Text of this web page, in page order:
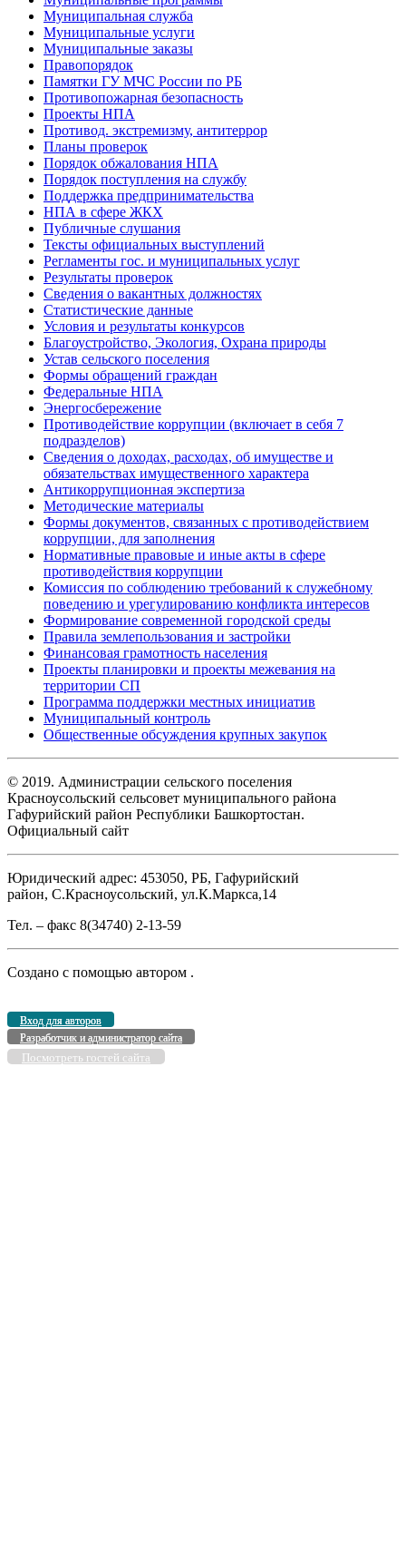
Муниципальная служба
Муниципальные услуги
Муниципальные заказы
Правопорядок
Памятки ГУ МЧС России по РБ
Противопожарная безопасность
Проекты НПА
Противод. экстремизму, антитеррор
Планы проверок
Порядок обжалования НПА
Порядок поступления на службу
Поддержка предпринимательства
НПА в сфере ЖКХ
Публичные слушания
Тексты официальных выступлений
Регламенты гос. и муниципальных услуг
Результаты проверок
Сведения о вакантных должностях
Статистические данные
Условия и результаты конкурсов
Благоустройство, Экология, Охрана природы
Устав сельского поселения
Формы обращений граждан
Федеральные НПА
Энергосбережение
Противодействие коррупции (включает в себя 7
подразделов)
Сведения о доходах, расходах, об имуществе и
обязательствах имущественного характера
Антикоррупционная экспертиза
Методические материалы
Формы документов, связанных с противодействием
коррупции, для заполнения
Нормативные правовые и иные акты в сфере
противодействия коррупции
Комиссия по соблюдению требований к служебному
поведению и урегулированию конфликта интересов
Формирование современной городской среды
Правила землепользования и застройки
Финансовая грамотность населения
Проекты планировки и проекты межевания на
территории СП
Программа поддержки местных инициатив
Муниципальный контроль
Общественные обсуждения крупных закупок
© 2019. Администрации сельского поселения
Красноусольский сельсовет муниципального района
Гафурийский район Республики Башкортостан.
Официальный сайт
Юридический адрес: 453050, РБ, Гафурийский
район, С.Красноусольский, ул.К.Маркса,14
Тел. – факс 8(34740) 2-13-59
Создано с помощью автором .
Вход для авторов
Разработчик и администратор сайта
Посмотреть гостей сайта